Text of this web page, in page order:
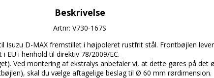
Beskrivelse
Artnr: V730-167S
D-MAX fremstillet i højpoleret rustfrit stål. Frontbøjlen
EU i henhold til direktiv 78/2009/EC.
Ved montering af ekstralys anbefaler vi, at dette gøres på det
skal du vælge aftagelige beslag til Ø 60 mm rørdimension.